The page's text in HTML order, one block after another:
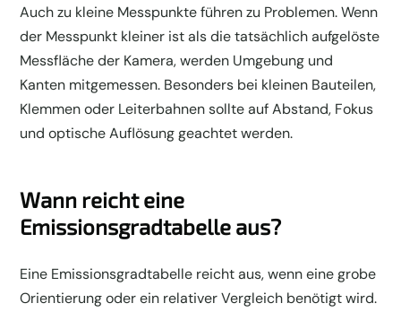
Auch zu kleine Messpunkte führen zu Problemen. Wenn
der Messpunkt kleiner ist als die tatsächlich aufgelöste
Messfläche der Kamera, werden Umgebung und
Kanten mitgemessen. Besonders bei kleinen Bauteilen,
Klemmen oder Leiterbahnen sollte auf Abstand, Fokus
und optische Auflösung geachtet werden.
Wann reicht eine
Emissionsgradtabelle aus?
Eine Emissionsgradtabelle reicht aus, wenn eine grobe
Orientierung oder ein relativer Vergleich benötigt wird.